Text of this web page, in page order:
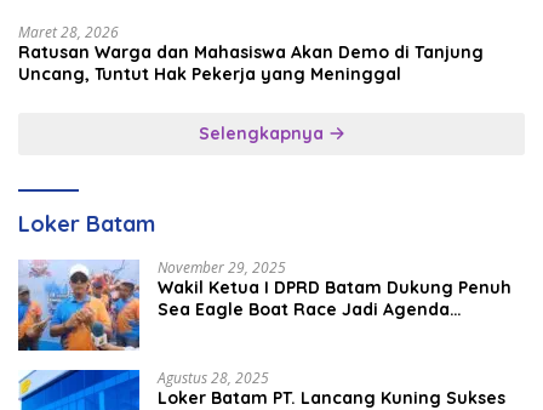
Maret 28, 2026
Ratusan Warga dan Mahasiswa Akan Demo di Tanjung
Uncang, Tuntut Hak Pekerja yang Meninggal
Selengkapnya
Loker Batam
November 29, 2025
Wakil Ketua I DPRD Batam Dukung Penuh
Sea Eagle Boat Race Jadi Agenda
Agustus 28, 2025
Loker Batam PT. Lancang Kuning Sukses